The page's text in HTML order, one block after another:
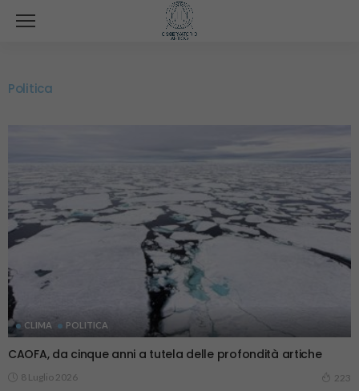
Politica
CLIMA POLITICA
CAOFA, da cinque anni a tutela delle profondità artiche
8 Luglio 2026 223